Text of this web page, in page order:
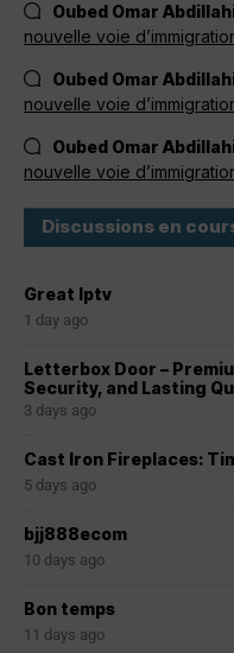
Oubed Omar
nouvelle voie
Oubed Omar
nouvelle voie
Oubed Omar
nouvelle voie
Discussions en
Great Iptv
1 day ago
Letterbox Door –
Security, and Lasting
3 days ago
Cast Iron Fireplaces:
5 days ago
bjj888ecom
10 days ago
Bon temps
11 days ago